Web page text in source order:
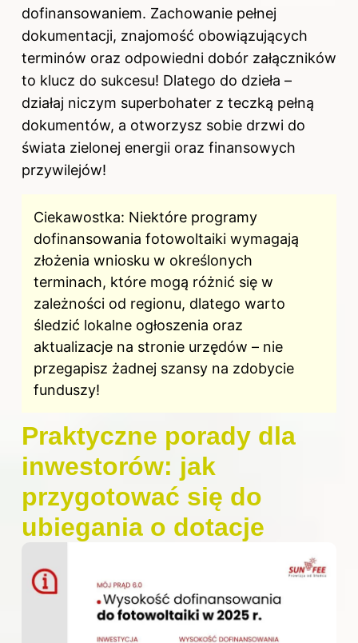
dofinansowaniem. Zachowanie pełnej
dokumentacji, znajomość obowiązujących
terminów oraz odpowiedni dobór załączników
to klucz do sukcesu! Dlatego do dzieła –
działaj niczym superbohater z teczką pełną
dokumentów, a otworzysz sobie drzwi do
świata zielonej energii oraz finansowych
przywilejów!
Ciekawostka: Niektóre programy
dofinansowania fotowoltaiki wymagają
złożenia wniosku w określonych
terminach, które mogą różnić się w
zależności od regionu, dlatego warto
śledzić lokalne ogłoszenia oraz
aktualizacje na stronie urzędów – nie
przegapisz żadnej szansy na zdobycie
funduszy!
Praktyczne porady dla
inwestorów: jak
przygotować się do
ubiegania o dotacje